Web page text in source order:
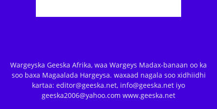
Wargeyska Geeska Afrika, waa Wargeys Madax-banaan oo ka
soo baxa Magaalada Hargeysa. waxaad nagala soo xidhiidhi
kartaa: editor@geeska.net, info@geeska.net iyo
geeska2006@yahoo.com www.geeska.net